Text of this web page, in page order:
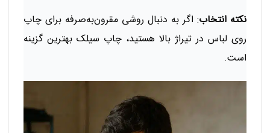
نکته انتخاب: اگر به دنبال روشی مقرون‌به‌صرفه برای چاپ
روی لباس در تیراژ بالا هستید، چاپ سیلک بهترین گزینه
است.